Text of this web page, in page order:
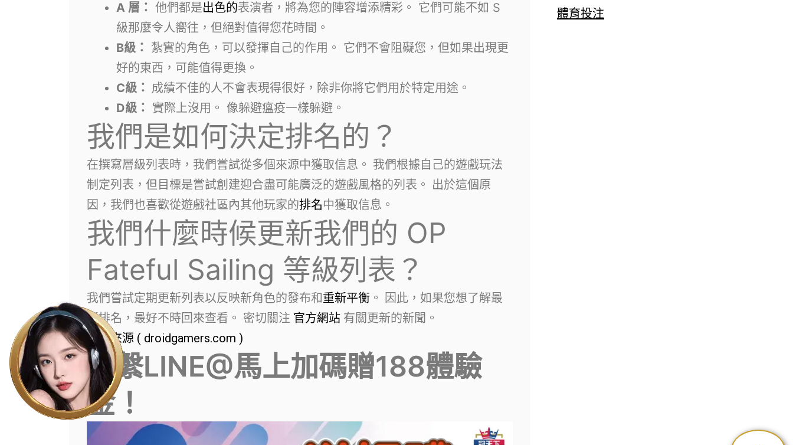
A 層： 他們都是出色的表演者，將為您的陣容增添精彩。 它們可能不如 S
級那麼令人嚮往，但絕對值得您花時間。
B級： 紮實的​​角色，可以發揮自己的作用。 它們不會阻礙您，但如果出現更
好的東西，可能值得更換。
C級： 成績不佳的人不會表現得很好，除非你將它們用於特定用途。
D級： 實際上沒用。 像躲避瘟疫一樣躲避。
我們是如何決定排名的？
在撰寫層級列表時，我們嘗試從多個來源中獲取信息。 我們根據自己的遊戲玩法
制定列表，但目標是嘗試創建迎合盡可能廣泛的遊戲風格的列表。 出於這個原
因，我們也喜歡從遊戲社區內其他玩家的排名中獲取信息。
我們什麼時候更新我們的 OP
Fateful Sailing 等級列表？
我們嘗試定期更新列表以反映新角色的發布和重新平衡 。 因此，如果您想了解最
新排名，最好不時回來查看。 密切關注 官方網站 有關更新的新聞。
資料來源 ( droidgamers.com )
聯繫LINE@馬上加碼贈188體驗
金！
體育投注